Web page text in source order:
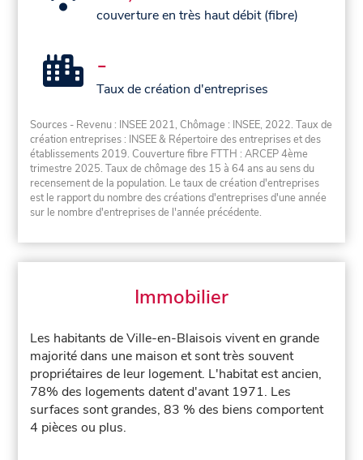
couverture en très haut débit (fibre)
-
Taux de création d'entreprises
Sources - Revenu : INSEE 2021, Chômage : INSEE, 2022. Taux de
création entreprises : INSEE & Répertoire des entreprises et des
établissements 2019. Couverture fibre FTTH : ARCEP 4ème
trimestre 2025. Taux de chômage des 15 à 64 ans au sens du
recensement de la population. Le taux de création d'entreprises
est le rapport du nombre des créations d'entreprises d'une année
sur le nombre d'entreprises de l'année précédente.
Immobilier
Les habitants de Ville-en-Blaisois vivent en grande
majorité dans une maison et sont très souvent
propriétaires de leur logement. L'habitat est ancien,
78% des logements datent d'avant 1971. Les
surfaces sont grandes, 83 % des biens comportent
4 pièces ou plus.